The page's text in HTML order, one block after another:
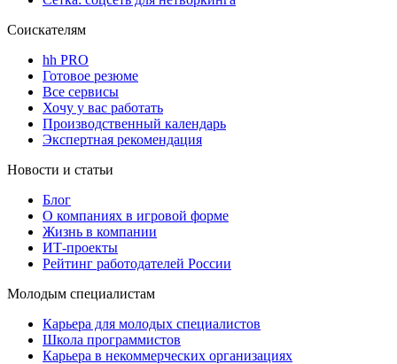
Соискателям
hh PRO
Готовое резюме
Все сервисы
Хочу у вас работать
Производственный календарь
Экспертная рекомендация
Новости и статьи
Блог
О компаниях в игровой форме
Жизнь в компании
ИТ-проекты
Рейтинг работодателей России
Молодым специалистам
Карьера для молодых специалистов
Школа программистов
Карьера в некоммерческих организациях